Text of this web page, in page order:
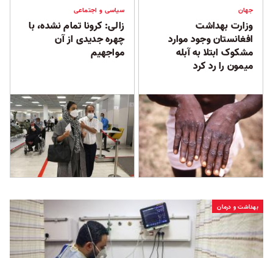
جهان
وزارت بهداشت
افغانستان وجود موارد
مشکوک ابتلا به آبله
میمون را رد کرد
سیاسی و اجتماعی
زالی: کرونا تمام نشده، با
چهره جدیدی از آن
مواجهیم
بهداشت و درمان